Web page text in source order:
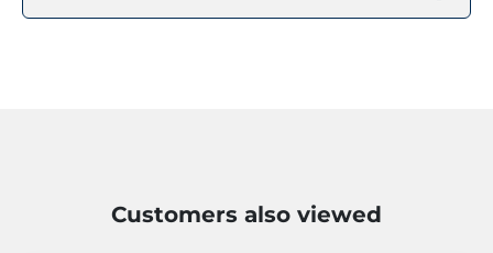
Customers also viewed